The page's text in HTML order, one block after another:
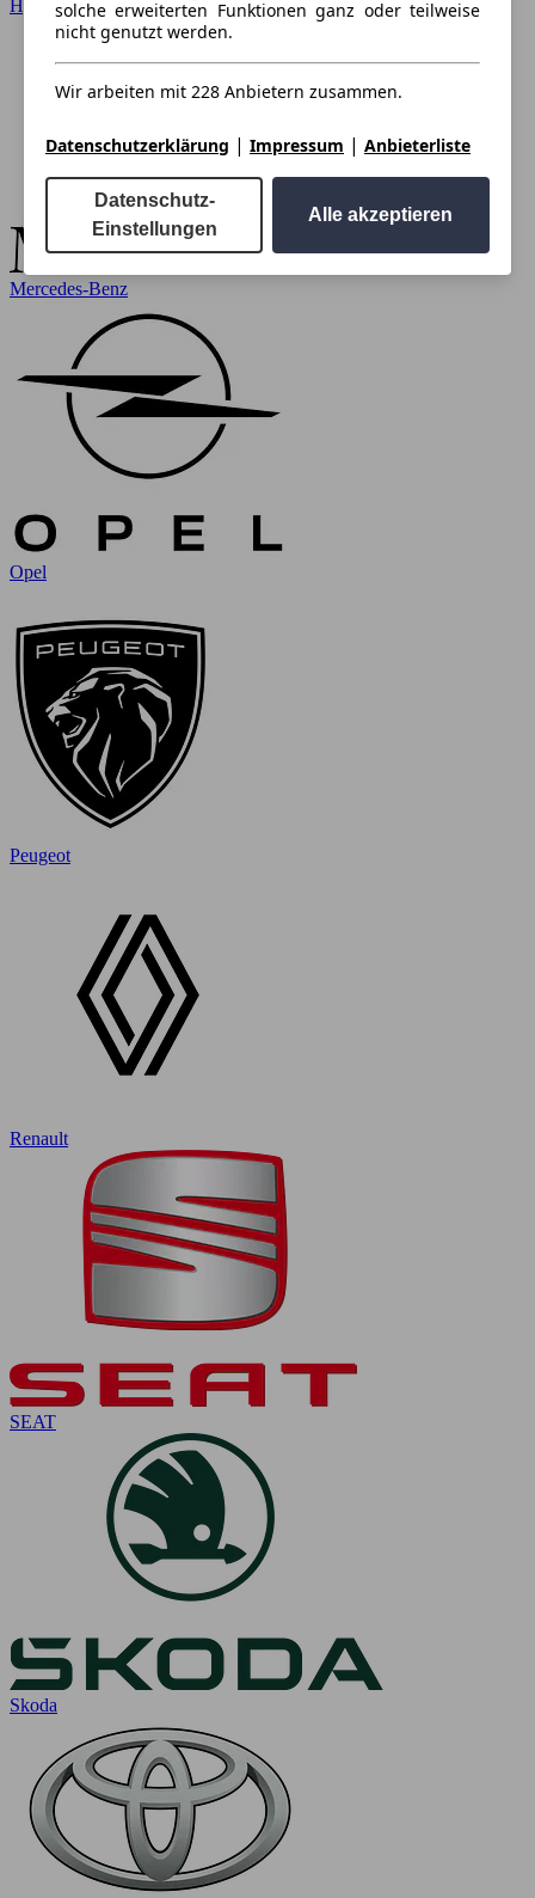
Hyundai
Mercedes-Benz
Opel
Peugeot
Renault
SEAT
Skoda
solche erweiterten Funktionen ganz oder teilweise
nicht genutzt werden.
Wir arbeiten mit 228 Anbietern zusammen.
Datenschutzerklärung | Impressum | Anbieterliste
Datenschutz-
Einstellungen
Alle akzeptieren